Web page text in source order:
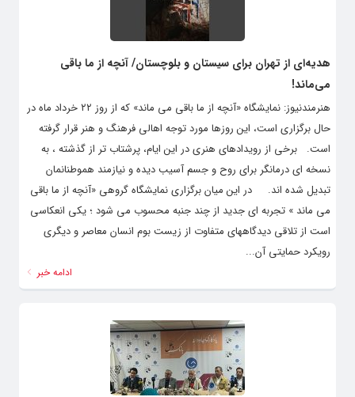
هدیه‌ای از تهران برای سیستان و بلوچستان/ آنچه از ما باقی
می‌ماند!
هنرمندنیوز: نمایشگاه «آنچه از ما باقی می ماند» که از روز ۲۲ خرداد ماه در
حال برگزاری است، این روزها مورد توجه اهالی فرهنگ و هنر قرار گرفته
است. برخی از رویدادهای هنری در این ایام، پرشتاب تر از گذشته ، به
نسخه ای درمانگر برای روح و جسم آسیب دیده و نیازمند هموطنانمان
تبدیل شده اند. در این میان برگزاری نمایشگاه گروهی «آنچه از ما باقی
می ماند » تجربه ای جدید از چند جنبه محسوب می شود ؛ یکی انعکاسی
است از تلاقی دیدگاههای متفاوت از زیست بوم انسان معاصر و دیگری
رویکرد حمایتی آن...
ادامه خبر